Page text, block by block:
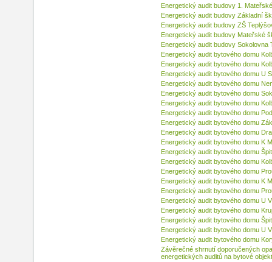
Energetický audit budovy 1.
Energetický audit budovy Základní
Energetický audit budovy ZŠ
Energetický audit budovy Mateřské
Energetický audit budovy Sokolovna
Energetický audit bytového domu
Energetický audit bytového domu
Energetický audit bytového domu U
Energetický audit bytového domu
Energetický audit bytového domu
Energetický audit bytového domu
Energetický audit bytového domu
Energetický audit bytového domu
Energetický audit bytového domu
Energetický audit bytového domu K
Energetický audit bytového domu
Energetický audit bytového domu
Energetický audit bytového domu
Energetický audit bytového domu K
Energetický audit bytového domu
Energetický audit bytového domu U
Energetický audit bytového domu
Energetický audit bytového domu
Energetický audit bytového domu U
Energetický audit bytového domu
Závěrečné shrnutí doporučených
energetických auditů na bytové